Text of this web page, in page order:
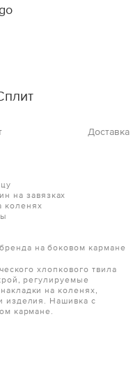
Доставка
на завязках
коленях
на боковом кармане
хлопкового твила
регулируемые
на коленях,
изделия. Нашивка с
кармане.